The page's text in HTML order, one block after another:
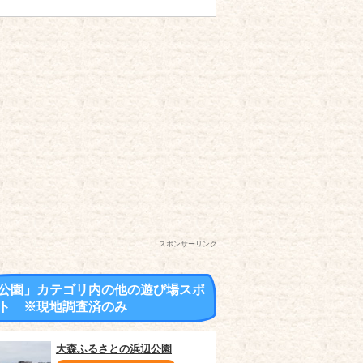
スポンサーリンク
園」カテゴリ内の他の遊び場スポ
※現地調査済のみ
大森ふるさとの浜辺公園